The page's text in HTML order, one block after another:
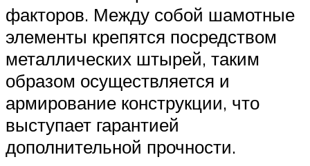
факторов. Между собой шамотные
элементы крепятся посредством
металлических штырей, таким
образом осуществляется и
армирование конструкции, что
выступает гарантией
дополнительной прочности.